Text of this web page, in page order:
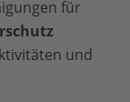
für
und